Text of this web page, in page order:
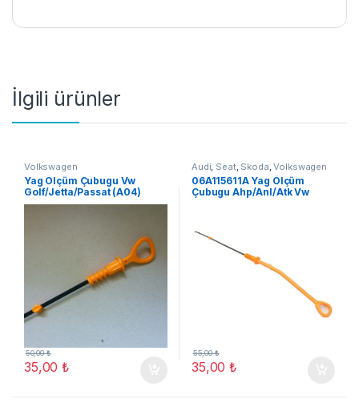
İlgili ürünler
Volkswagen
Yag Ölçüm Çubugu Vw
Golf/Jetta/Passat (A04)
35,00₺
50,00₺
Audi Seat, Skoda ,Volkswagen
06A115611A Yag Ölçüm
Çubugu Ahp/Anl/Atk Vw
35,00₺
55,00₺